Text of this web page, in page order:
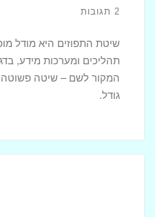
2 תגובות
שיטת התפוזים היא מודל
תהליכים ומערכות מידע,
המקור לשם – שיטה פשוטה
גודל.